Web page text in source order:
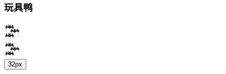
玩具鸭
32px